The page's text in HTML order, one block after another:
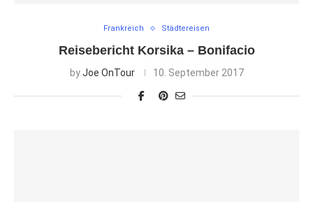
Frankreich Städtereisen
Reisebericht Korsika – Bonifacio
byJoe OnTour 10. September 2017